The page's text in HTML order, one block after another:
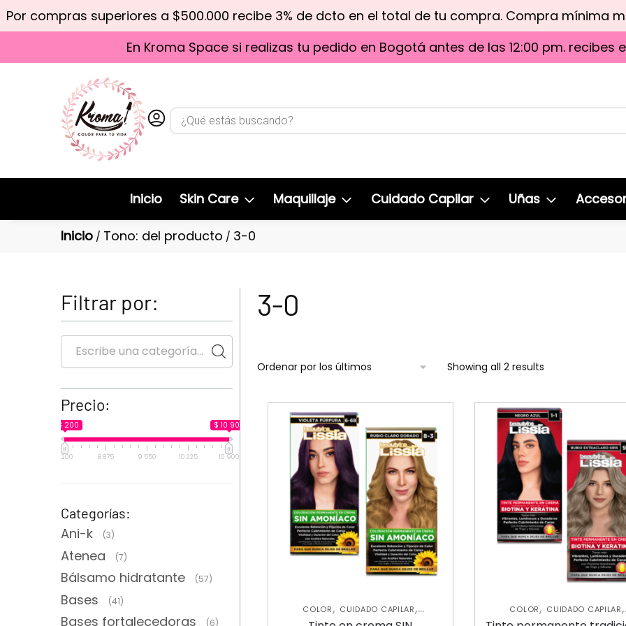
Por compras superiores a $500.000 recibe 3% de dcto en el total de tu compra. Compra mínima
En Kroma Space si realizas tu pedido en Bogotá antes de las 12:00 pm. recibes
Inicio Skin Care Maquillaje Cuidado Capilar Uñas
Inicio / Tono: del producto / 3-0
3-0
Showing all 2 results
COLOR, CUIDADO CAPILAR,
TRATAMIENTOS CAPILARES
COLOR, CUIDADO CAPILAR,
TRATAMIENTOS CAPILARES
Filtrar por:
Precio:
$ 8 200 $ 10 900
8 200 8 875 9 550 10 225 10 900
Categorías:
Ani-k (3)
Atenea (7)
Bálsamo hidratante (57)
Bases (41)
Bases fortalecedoras (6)